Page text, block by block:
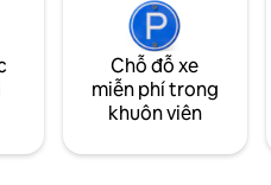
Chỗ đỗ xe
miễn phí trong
khuôn viên